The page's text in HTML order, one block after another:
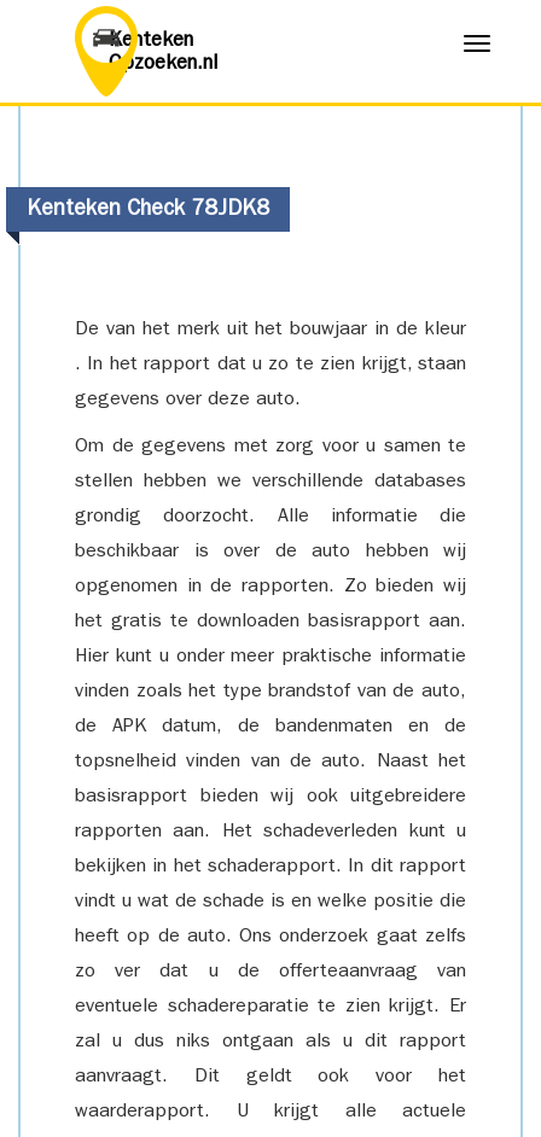
Kenteken
Opzoeken.nl
Menu
Kenteken Check 78JDK8
De van het merk uit het bouwjaar in de kleur
. In het rapport dat u zo te zien krijgt, staan
gegevens over deze auto.
Om de gegevens met zorg voor u samen te
stellen hebben we verschillende databases
grondig doorzocht. Alle informatie die
beschikbaar is over de auto hebben wij
opgenomen in de rapporten. Zo bieden wij
het gratis te downloaden basisrapport aan.
Hier kunt u onder meer praktische informatie
vinden zoals het type brandstof van de auto,
de APK datum, de bandenmaten en de
topsnelheid vinden van de auto. Naast het
basisrapport bieden wij ook uitgebreidere
rapporten aan. Het schadeverleden kunt u
bekijken in het schaderapport. In dit rapport
vindt u wat de schade is en welke positie die
heeft op de auto. Ons onderzoek gaat zelfs
zo ver dat u de offerteaanvraag van
eventuele schadereparatie te zien krijgt. Er
zal u dus niks ontgaan als u dit rapport
aanvraagt. Dit geldt ook voor het
waarderapport. U krijgt alle actuele